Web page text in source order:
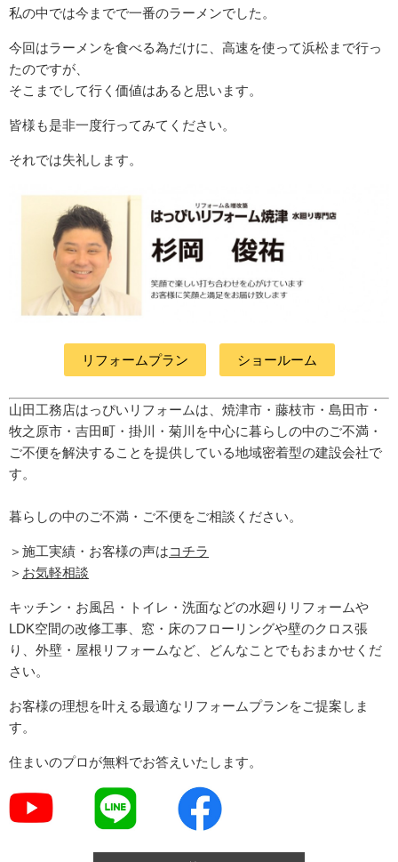
私の中では今までで一番のラーメンでした。
今回はラーメンを食べる為だけに、高速を使って浜松まで行っ
たのですが、
そこまでして行く価値はあると思います。
皆様も是非一度行ってみてください。
それでは失礼します。
リフォームプラン ショールーム
山田工務店はっぴいリフォームは、焼津市・藤枝市・島田市・
牧之原市・吉田町 ・掛川・菊川 を中心に暮らしの中のご不満・
ご不便を解決することを提供している地域密着型の建設会社で
す。
暮らしの中のご不満・ご不便をご相談ください。
＞施工実績・お客様の声はコチラ
＞ お気軽相談
キッチン・お風呂・トイレ・洗面などの水廻りリフォームや
LDK空間の改修工事、窓・床のフローリングや壁のクロス張
り、外壁・屋根リフォームなど、どんなことでもおまかせくだ
さい。
お客様の理想を叶える最適なリフォームプランをご提案しま
す。
住まいのプロが無料でお答えいたします。